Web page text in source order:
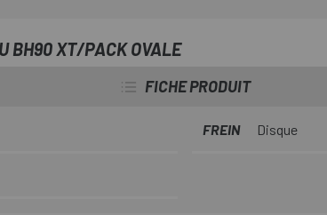
BH90 XT/PACK OVALE
FICHE PRODUIT
FREIN Disque